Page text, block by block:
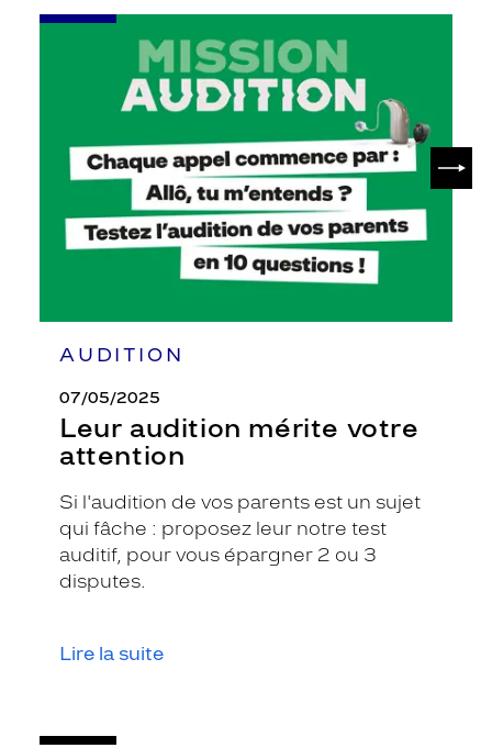
AUDITION
07/05/2025
Leur audition mérite votre
attention
Si l'audition de vos parents est un sujet
qui fâche : proposez leur notre test
auditif, pour vous épargner 2 ou 3
disputes.
Lire la suite
-